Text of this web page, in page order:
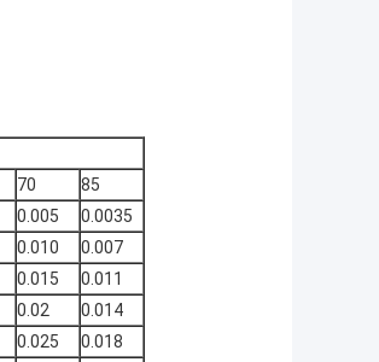
70
85
0.005
0.0035
0.010
0.007
0.015
0.011
0.02
0.014
0.025
0.018